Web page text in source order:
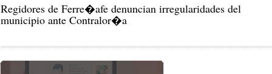
Regidores de Ferre�afe denuncian irregularidades del
municipio ante Contralor�a